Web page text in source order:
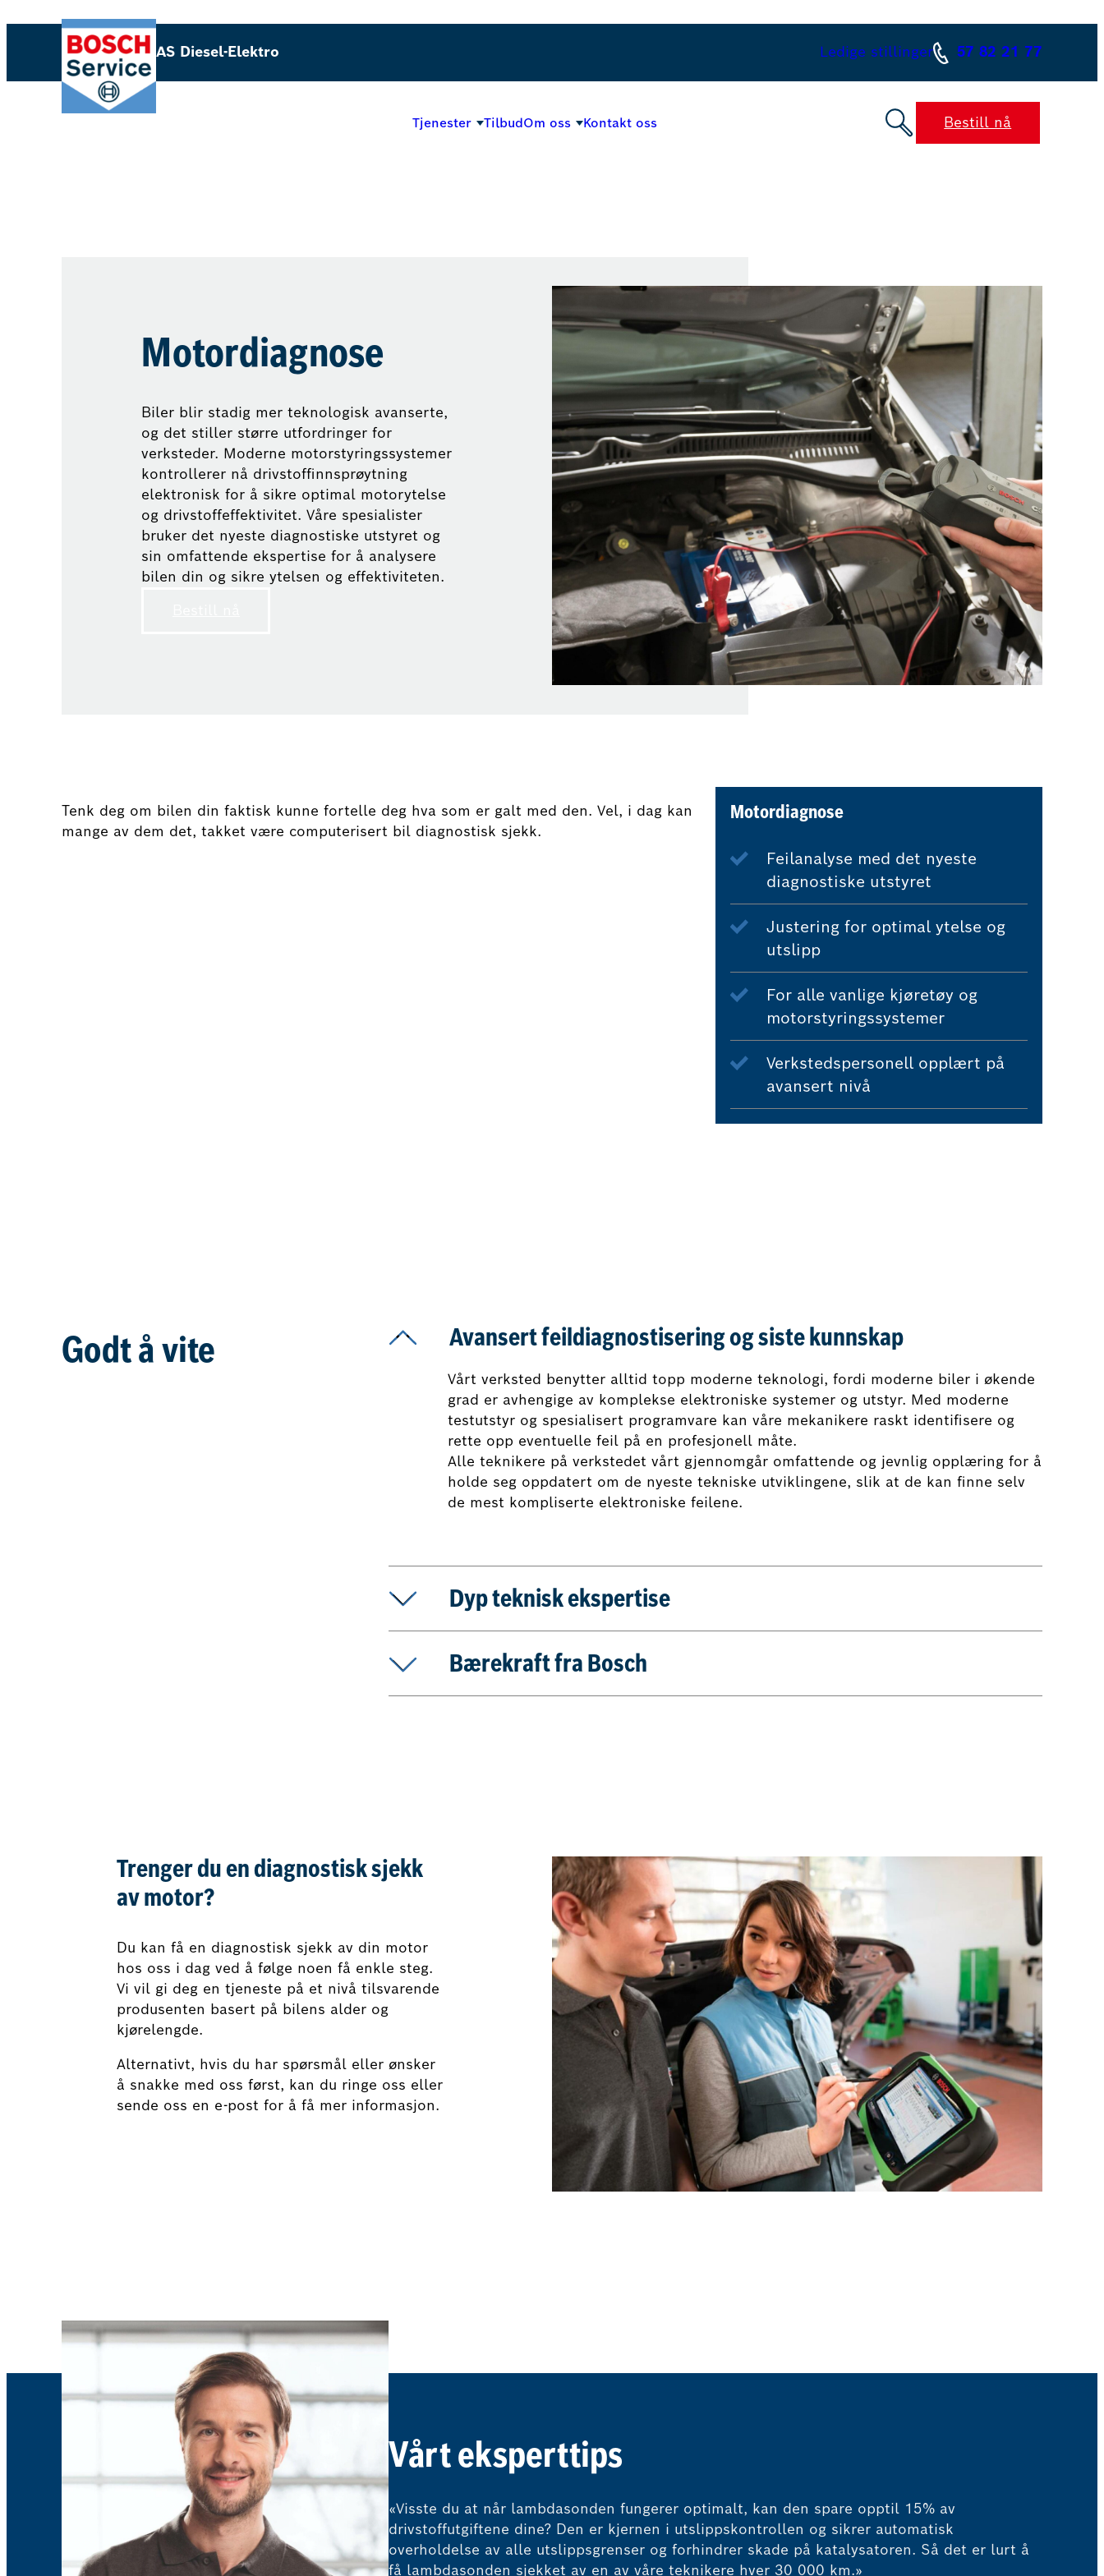
AS Diesel-Elektro Ledige stillinger 57 82 21 77
Tjenester TilbudOm oss Kontakt oss Bestill nå
Motordiagnose
Biler blir stadig mer teknologisk avanserte,
og det stiller større utfordringer for
verksteder. Moderne motorstyringssystemer
kontrollerer nå drivstoffinnsprøytning
elektronisk for å sikre optimal motorytelse
og drivstoffeffektivitet. Våre spesialister
bruker det nyeste diagnostiske utstyret og
sin omfattende ekspertise for å analysere
bilen din og sikre ytelsen og effektiviteten.
Tenk deg om bilen din faktisk kunne fortelle deg hva som er galt med den. Vel, i dag kan
mange av dem det, takket være computerisert bil diagnostisk sjekk.
Motordiagnose
Feilanalyse med det nyeste
diagnostiske utstyret
Justering for optimal ytelse og
utslipp
For alle vanlige kjøretøy og
motorstyringssystemer
Verkstedspersonell opplært på
avansert nivå
Godt å vite Avansert feildiagnostisering og siste kunnskap
Vårt verksted benytter alltid topp moderne teknologi, fordi moderne biler i økende
grad er avhengige av komplekse elektroniske systemer og utstyr. Med moderne
testutstyr og spesialisert programvare kan våre mekanikere raskt identifisere og
rette opp eventuelle feil på en profesjonell måte.
Alle teknikere på verkstedet vårt gjennomgår omfattende og jevnlig opplæring for å
holde seg oppdatert om de nyeste tekniske utviklingene, slik at de kan finne selv
de mest kompliserte elektroniske feilene.
Dyp teknisk ekspertise
Bærekraft fra Bosch
Trenger du en diagnostisk sjekk
av motor?
Du kan få en diagnostisk sjekk av din motor
hos oss i dag ved å følge noen få enkle steg.
Vi vil gi deg en tjeneste på et nivå tilsvarende
produsenten basert på bilens alder og
kjørelengde.
Alternativt, hvis du har spørsmål eller ønsker
å snakke med oss først, kan du ringe oss eller
sende oss en e-post for å få mer informasjon.
Vårt eksperttips
«Visste du at når lambdasonden fungerer optimalt, kan den spare opptil 15% av
drivstoffutgiftene dine? Den er kjernen i utslippskontrollen og sikrer automatisk
overholdelse av alle utslippsgrenser og forhindrer skade på katalysatoren. Så det er lurt å
få lambdasonden sjekket av en av våre teknikere hver 30 000 km.»